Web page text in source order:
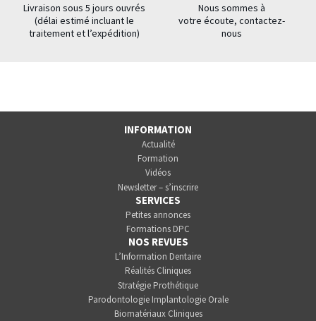
Livraison sous 5 jours ouvrés
(délai estimé incluant le
traitement et l’expédition)
Nous sommes à
votre écoute, contactez-
nous
INFORMATION
Actualité
Formation
Vidéos
Newsletter – s’inscrire
SERVICES
Petites annonces
Formations DPC
NOS REVUES
L’Information Dentaire
Réalités Cliniques
Stratégie Prothétique
Parodontologie Implantologie Orale
Biomatériaux Cliniques